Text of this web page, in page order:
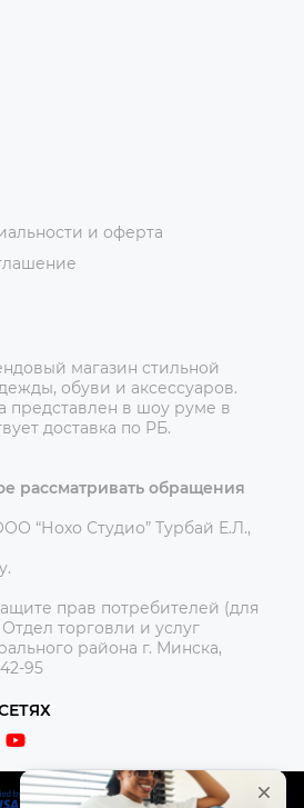
и оферта
магазин стильной
обуви и аксессуаров.
представлен в шоу руме в
доставка по РБ.
рассматривать обращения
“Нохо Студио” Турбай Е.Л.,
прав потребителей (для
Отдел торговли и услуг
района г. Минска,
95